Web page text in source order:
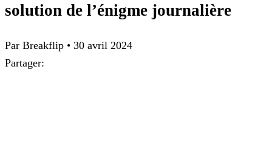
solution de l’énigme journalière
Par Breakflip • 30 avril 2024
Partager: